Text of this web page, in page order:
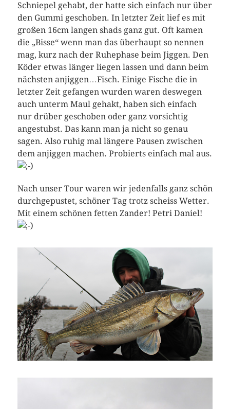
Schniepel gehabt, der hatte sich einfach nur über
den Gummi geschoben. In letzter Zeit lief es mit
großen 16cm langen shads ganz gut. Oft kamen
die „Bisse“ wenn man das überhaupt so nennen
mag, kurz nach der Ruhephase beim Jiggen. Den
Köder etwas länger liegen lassen und dann beim
nächsten anjiggen…Fisch. Einige Fische die in
letzter Zeit gefangen wurden waren deswegen
auch unterm Maul gehakt, haben sich einfach
nur drüber geschoben oder ganz vorsichtig
angestubst. Das kann man ja nicht so genau
sagen. Also ruhig mal längere Pausen zwischen
dem anjiggen machen. Probierts einfach mal aus.
Nach unser Tour waren wir jedenfalls ganz schön
durchgepustet, schöner Tag trotz scheiss Wetter.
Mit einem schönen fetten Zander! Petri Daniel!